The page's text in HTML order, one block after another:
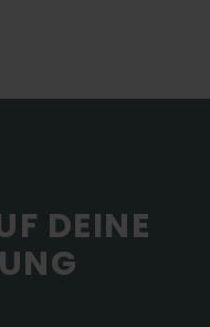
DEINE